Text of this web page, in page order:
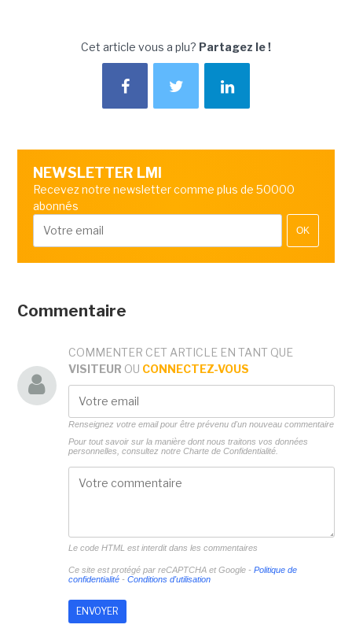
Cet article vous a plu? Partagez le !
NEWSLETTER LMI
Recevez notre newsletter comme plus de 50000
abonnés
OK
Commentaire
COMMENTER CET ARTICLE EN TANT QUE
VISITEUR OU CONNECTEZ-VOUS
Renseignez votre email pour être prévenu d'un nouveau commentaire
Pour tout savoir sur la manière dont nous traitons vos données
personnelles, consultez notre Charte de Confidentialité.
Le code HTML est interdit dans les commentaires
Ce site est protégé par reCAPTCHA et Google - Politique de
confidentialité- Conditions d'utilisation